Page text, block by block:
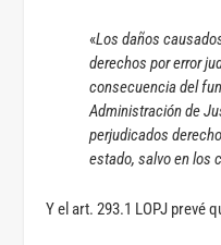
«Los daños
derechos por error
consecuencia del
Administración de
perjudicados
estado, salvo en los
Y el art. 293.1 LOPJ prevé